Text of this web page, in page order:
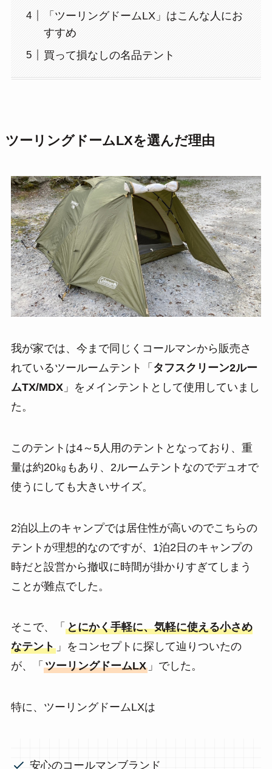
「ツーリングドームLX」はこんな人にお
すすめ
買って損なしの名品テント
ツーリングドームLXを選んだ理由
我が家では、今まで同じくコールマンから販売さ
れているツールームテント「 タフスクリーン2ルー
ムTX/MDX」をメインテントとして使用していまし
た。
このテントは4～5人用のテントとなっており、重
量は約20㎏もあり、2ルームテントなのでデュオで
使うにしても大きいサイズ。
2泊以上のキャンプでは居住性が高いのでこちらの
テントが理想的なのですが、1泊2日のキャンプの
時だと設営から撤収に時間が掛かりすぎてしまう
ことが難点でした。
そこで、「 とにかく手軽に、気軽に使える小さめ
なテント」をコンセプトに探して辿りついたの
が、「 ツーリングドームLX」でした。
特に、ツーリングドームLXは
安心のコールマンブランド